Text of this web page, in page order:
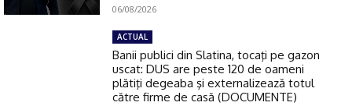
06/08/2026
ACTUAL
Banii publici din Slatina, tocaţi pe gazon
uscat: DUS are peste 120 de oameni
plătiţi degeaba şi externalizează totul
către firme de casă (DOCUMENTE)